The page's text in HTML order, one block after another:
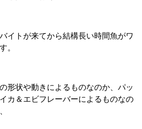
イトが来てから結構長い時間魚がワ
。
形状や動きによるものなのか、パッ
カ＆エビフレーバーによるものなの